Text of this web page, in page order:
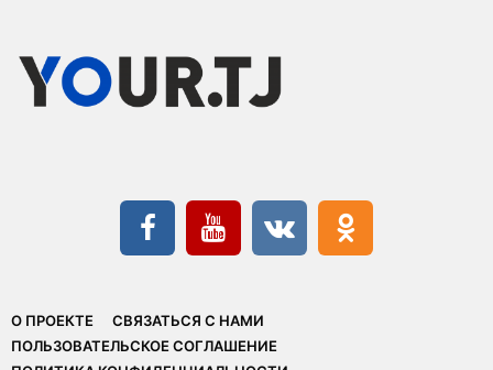
О ПРОЕКТЕ
СВЯЗАТЬСЯ С НАМИ
ПОЛЬЗОВАТЕЛЬСКОЕ СОГЛАШЕНИЕ